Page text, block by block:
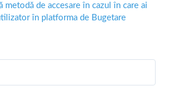
metodă de accesare în cazul în care ai
în platforma de Bugetare